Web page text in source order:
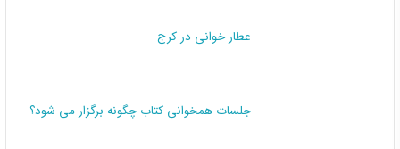
عطار خوانی در کرج
جلسات همخوانی کتاب چگونه برگزار می شود؟